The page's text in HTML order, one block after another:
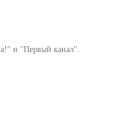
и "Первый канал".